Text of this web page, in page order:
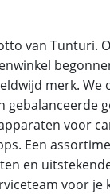
van Tunturi.
merk.
gebalanceerde
voor
Een
en
voor je